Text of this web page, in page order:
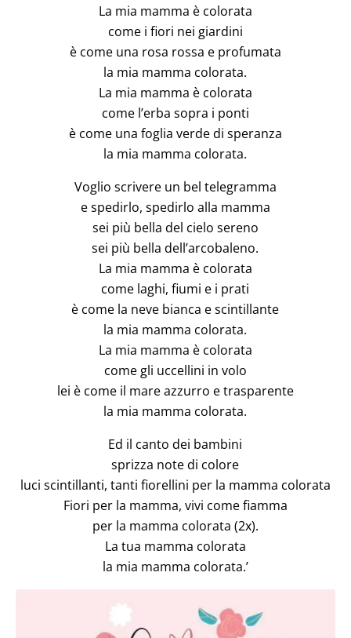
La mia mamma è colorata
come i fiori nei giardini
è come una rosa rossa e profumata
la mia mamma colorata.
La mia mamma è colorata
come l’erba sopra i ponti
è come una foglia verde di speranza
la mia mamma colorata.
Voglio scrivere un bel telegramma
e spedirlo, spedirlo alla mamma
sei più bella del cielo sereno
sei più bella dell’arcobaleno.
La mia mamma è colorata
come laghi, fiumi e i prati
è come la neve bianca e scintillante
la mia mamma colorata.
La mia mamma è colorata
come gli uccellini in volo
lei è come il mare azzurro e trasparente
la mia mamma colorata.
Ed il canto dei bambini
sprizza note di colore
luci scintillanti, tanti fiorellini per la mamma colorata
Fiori per la mamma, vivi come fiamma
per la mamma colorata (2x).
La tua mamma colorata
la mia mamma colorata.’